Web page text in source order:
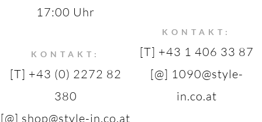
17:00 Uhr
KONTAKT:
[T] +43 (0) 2272 82
380
[@] shop@style-in.co.at
KONTAKT:
[T] +43 1 406 33 87
[@] 1090@style-
in.co.at